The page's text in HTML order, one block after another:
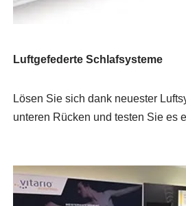
Luftgefederte Schlafsysteme
Lösen Sie sich dank neuester
unteren Rücken und testen Sie es